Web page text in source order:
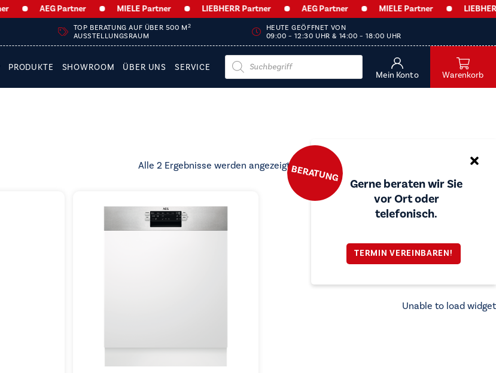
AEG Partner MIELE Partner LIEBHERR Partner AEG Partner MIELE Partner LIEBHERR
TOP BERATUNG AUF ÜBER 500 M2
AUSSTELLUNGSRAUM
HEUTE GEÖFFNET VON
09:00 – 12:30 UHR & 14:00 – 18:00 UHR
PRODUKTE SHOWROOM ÜBER UNS SERVICE
Products
search
Mein Konto Warenkorb
BERATUNG
Gerne beraten wir Sie
vor Ort oder
telefonisch.
TERMIN VEREINBAREN!
Alle 2 Ergebnisse werden angezeigtNach
Preis
sortiert:
Unable to load widget